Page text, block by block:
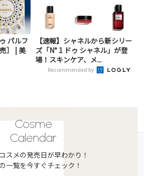
パルフ
］ | 美
【速報】シャネルから新シリー
ズ「N° 1 ドゥ シャネル」が登
場！スキンケア、メ...
Recommended by
Cosme
Calendar
スメの発売日が早わかり！
一覧を今すぐチェック！